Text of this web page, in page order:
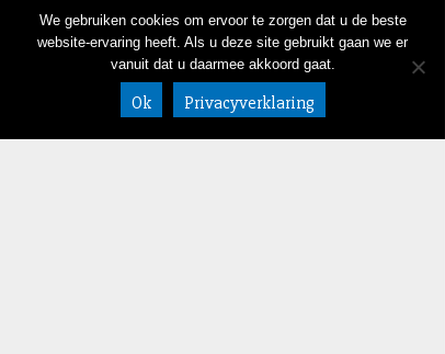
We gebruiken cookies om ervoor te zorgen dat u de beste
website-ervaring heeft. Als u deze site gebruikt gaan we er
vanuit dat u daarmee akkoord gaat.
Ok Privacyverklaring